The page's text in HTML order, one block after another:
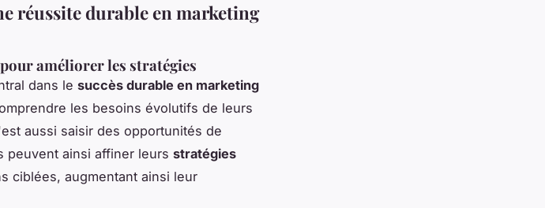
réussite durable en marketing
améliorer les stratégies
dans le succès durable en marketing
les besoins évolutifs de leurs
aussi saisir des opportunités de
peuvent ainsi affiner leurs stratégies
ciblées, augmentant ainsi leur